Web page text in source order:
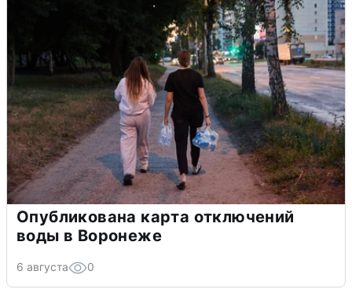
Опубликована карта отключений
воды в Воронеже
6 августа 0